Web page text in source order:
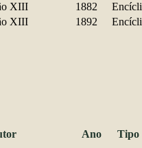
XIII 1882
XIII 1892
Ano Tipo